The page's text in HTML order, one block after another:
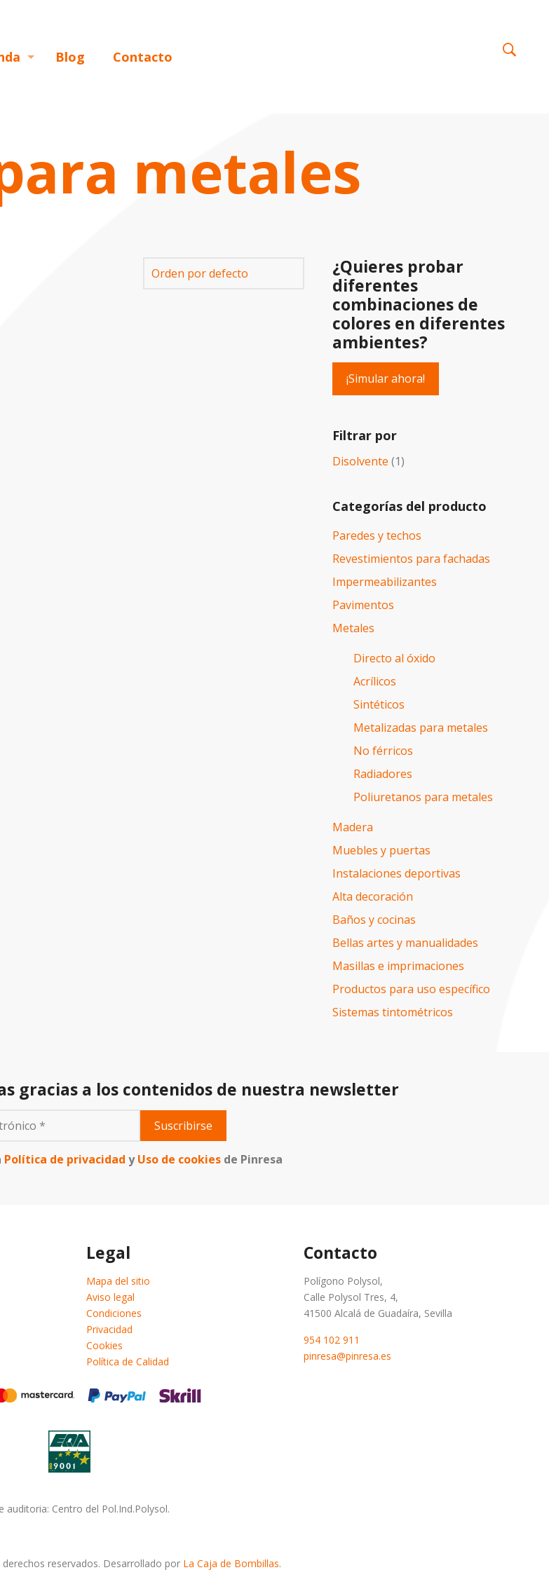
Blog Contacto
metales
¿Quieres probar
diferentes
combinaciones de
colores en diferentes
ambientes?
¡Simular ahora!
Filtrar por
Disolvente (1)
Categorías del producto
Paredes y techos
Revestimientos para fachadas
Impermeabilizantes
Pavimentos
Metales
Directo al óxido
Acrílicos
Sintéticos
Metalizadas para metales
No férricos
Radiadores
Poliuretanos para metales
Madera
Muebles y puertas
Instalaciones deportivas
Alta decoración
Baños y cocinas
Bellas artes y manualidades
Masillas e imprimaciones
Productos para uso específico
Sistemas tintométricos
gracias a los contenidos de nuestra newsletter
Política de privacidad yUso de cookiesde Pinresa
Legal
Mapa del sitio
Aviso legal
Condiciones
Privacidad
Cookies
Política de Calidad
Contacto
Polígono Polysol,
Calle Polysol Tres, 4,
41500 Alcalá de Guadaíra, Sevilla
954 102 911
pinresa@pinresa.es
auditoria: Centro del Pol.Ind.Polysol.
reservados. Desarrollado por La Caja de Bombillas.